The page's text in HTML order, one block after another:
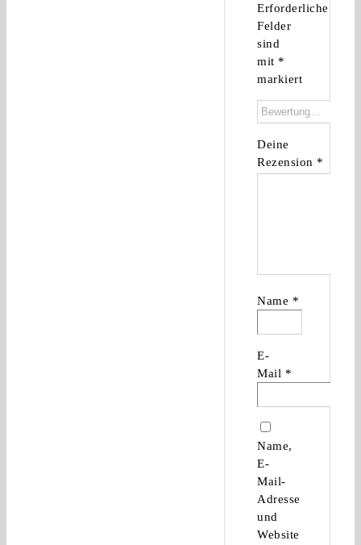
Erforderliche
Felder
sind
mit *
markiert
Deine
Rezension *
Name *
E-
Mail *
Name,
E-
Mail-
Adresse
und
Website